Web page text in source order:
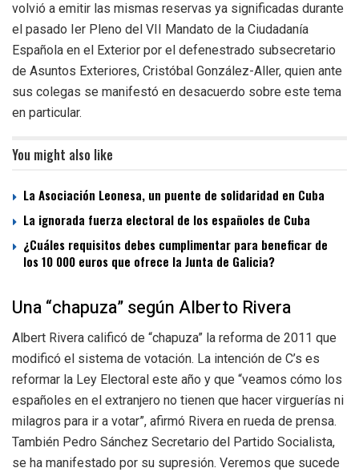
volvió a emitir las mismas reservas ya significadas durante
el pasado Ier Pleno del VII Mandato de la Ciudadanía
Española en el Exterior por el defenestrado subsecretario
de Asuntos Exteriores, Cristóbal González-Aller, quien ante
sus colegas se manifestó en desacuerdo sobre este tema
en particular.
You might also like
La Asociación Leonesa, un puente de solidaridad en Cuba
La ignorada fuerza electoral de los españoles de Cuba
¿Cuáles requisitos debes cumplimentar para beneficar de
los 10 000 euros que ofrece la Junta de Galicia?
Una “chapuza” según Alberto Rivera
Albert Rivera calificó de “chapuza” la reforma de 2011 que
modificó el sistema de votación. La intención de C’s es
reformar la Ley Electoral este año y que “veamos cómo los
españoles en el extranjero no tienen que hacer virguerías ni
milagros para ir a votar”, afirmó Rivera en rueda de prensa.
También Pedro Sánchez Secretario del Partido Socialista,
se ha manifestado por su supresión. Veremos que sucede